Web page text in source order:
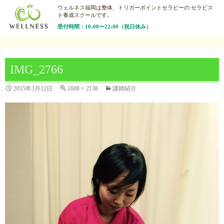
ウェルネス福岡は整体、トリガーポイントセラピーの セラピス
ト養成スクールです。
受付時間：10:00〜22:00（祝日休み）
IMG_2766
2015年3月12日 1608 × 2138 講師紹介